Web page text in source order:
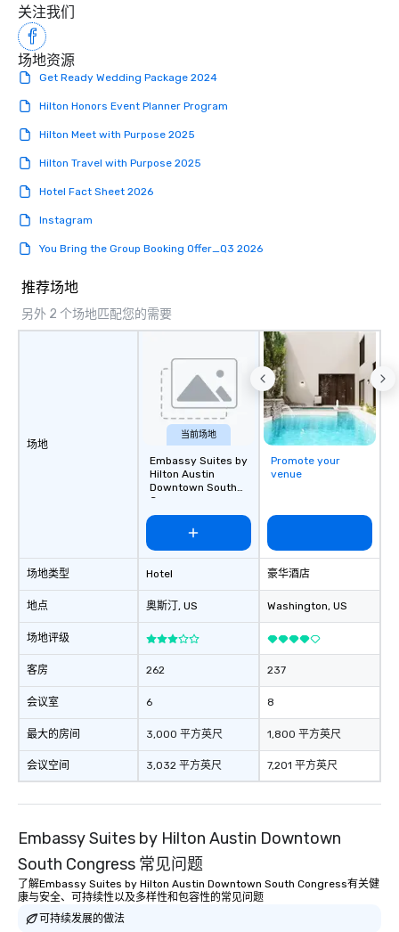
you need to the party, and provide the
‘frills’ you want to help realize your
event dreams. If on the other hand,
you’re wanting to ‘get down to
business’, we can handle your wants
and needs equally well. We’re in
looking for the best rental and event
value, and we’re proud to say that
Premiere, our industry experience,
makes life easier for event planners,
management companies. We respect
your knowledge, understand your
keenly aware that you, along with your
clients and customer, and driven by
success. We will not disappoint! We
generously support companies and
organizations who work in the events
community. Premiere supports the
broader community too, and is a
generous contributor, especially to
causes involving children. We love our
furry family members, and value
opportunities to support them as well.
We welcome the opportunity to serve
and look forward to meeting you.
关注我们
场地资源
Get Ready Wedding Package 2024
Hilton Honors Event Planner Program
Hilton Meet with Purpose 2025
Hilton Travel with Purpose 2025
Hotel Fact Sheet 2026
Instagram
You Bring the Group Booking Offer_Q3 2026
推荐场地
另外 2 个场地匹配您的需要
场地
场地类型
地点
场地评级
客房
会议室
最大的房间
会议空间
当前场地
Embassy Suites by
Hilton Austin
Downtown South
Congress
Hotel
奥斯汀 , US
262
6
3,000 平方英尺
3,032 平方英尺
Promote your
venue
豪华酒店
Washington, US
237
8
1,800 平方英尺
7,201 平方英尺
Embassy Suites by Hilton Austin Downtown
South Congress 常见问题
了解Embassy Suites by Hilton Austin Downtown South Congress有关健
康与安全、可持续性以及多样性和包容性的常见问题
可持续发展的做法